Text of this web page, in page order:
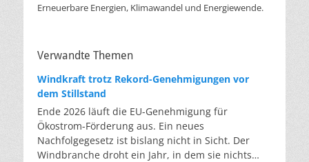
Erneuerbare Energien, Klimawandel und Energiewende.
Verwandte Themen
Windkraft trotz Rekord-Genehmigungen vor
dem Stillstand
Ende 2026 läuft die EU-Genehmigung für
Ökostrom-Förderung aus. Ein neues
Nachfolgegesetz ist bislang nicht in Sicht. Der
Windbranche droht ein Jahr, in dem sie nichts